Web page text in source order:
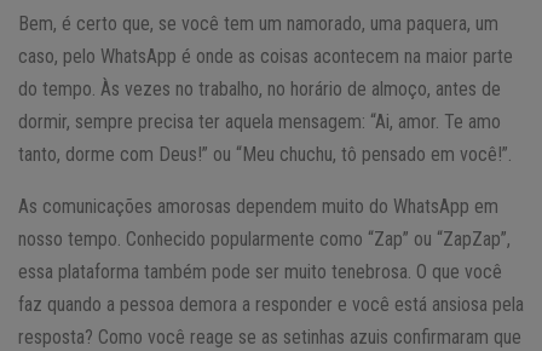
Bem, é certo que, se você tem um namorado, uma paquera, um
caso, pelo WhatsApp é onde as coisas acontecem na maior parte
do tempo. Às vezes no trabalho, no horário de almoço, antes de
dormir, sempre precisa ter aquela mensagem: “Ai, amor. Te amo
tanto, dorme com Deus!” ou “Meu chuchu, tô pensado em você!”.
As comunicações amorosas dependem muito do WhatsApp em
nosso tempo. Conhecido popularmente como “Zap” ou “ZapZap”,
essa plataforma também pode ser muito tenebrosa. O que você
faz quando a pessoa demora a responder e você está ansiosa pela
resposta? Como você reage se as setinhas azuis confirmaram que